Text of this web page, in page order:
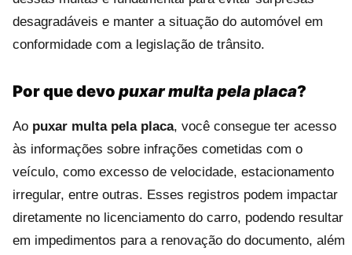
desagradáveis e manter a situação do automóvel em
conformidade com a legislação de trânsito.
Por que devo puxar multa pela placa?
Ao puxar multa pela placa, você consegue ter acesso
às informações sobre infrações cometidas com o
veículo, como excesso de velocidade, estacionamento
irregular, entre outras. Esses registros podem impactar
diretamente no licenciamento do carro, podendo resultar
em impedimentos para a renovação do documento, além